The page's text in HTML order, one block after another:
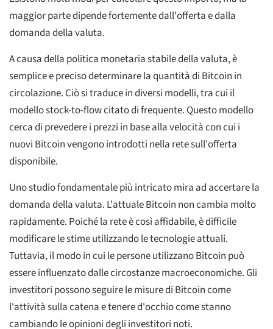
maggior parte dipende fortemente dall'offerta e dalla
domanda della valuta.
A causa della politica monetaria stabile della valuta, è
semplice e preciso determinare la quantità di Bitcoin in
circolazione. Ciò si traduce in diversi modelli, tra cui il
modello stock-to-flow citato di frequente. Questo modello
cerca di prevedere i prezzi in base alla velocità con cui i
nuovi Bitcoin vengono introdotti nella rete sull'offerta
disponibile.
Uno studio fondamentale più intricato mira ad accertare la
domanda della valuta. L'attuale Bitcoin non cambia molto
rapidamente. Poiché la rete è così affidabile, è difficile
modificare le stime utilizzando le tecnologie attuali.
Tuttavia, il modo in cui le persone utilizzano Bitcoin può
essere influenzato dalle circostanze macroeconomiche. Gli
investitori possono seguire le misure di Bitcoin come
l'attività sulla catena e tenere d'occhio come stanno
cambiando le opinioni degli investitori noti.